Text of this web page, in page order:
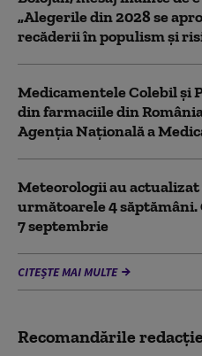
„Alegerile din 2028 se
recăderii în populism și
Medicamentele Colebil și
din farmaciile din
Agenția Națională a
Meteorologii au
următoarele 4 săptămâni.
7 septembrie
CITEȘTE MAI MULTE
Recomandările